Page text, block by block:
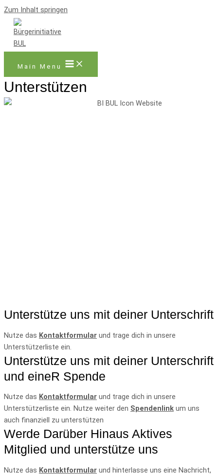
Zum Inhalt springen
Main Menu
Unterstützen
Unterstütze uns mit deiner Unterschrift
Nutze das Kontaktformular und trage dich in unsere
Unterstützerliste ein.
Unterstütze uns mit deiner Unterschrift
und eineR Spende
Nutze das Kontaktformular und trage dich in unsere
Unterstützerliste ein. Nutze weiter den Spendenlink um uns
auch finanziell zu unterstützen
Werde Darüber Hinaus Aktives
Mitglied und unterstütze uns
Nutze das Kontaktformular und hinterlasse uns eine Nachricht,